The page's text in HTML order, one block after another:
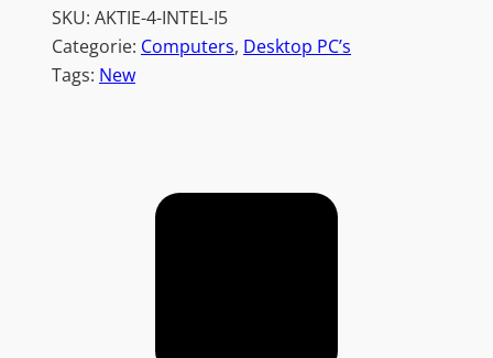
SKU: AKTIE-4-INTEL-I5
Categorie: Computers, Desktop PC’s
Tags: New